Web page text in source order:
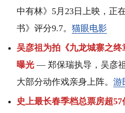
中有林》5月23日上映，正
书》评分9.7。 猫眼电影
吴彦祖为拍《九龙城寨之
曝光 — 郑保瑞执导，吴彦
大部分动作戏亲身上阵。 游
史上最长春季档总票房超